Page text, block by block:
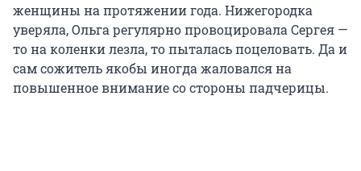
женщины на протяжении года. Нижегородка
уверяла, Ольга регулярно провоцировала Сергея —
то на коленки лезла, то пыталась поцеловать. Да и
сам сожитель якобы иногда жаловался на
повышенное внимание со стороны падчерицы.